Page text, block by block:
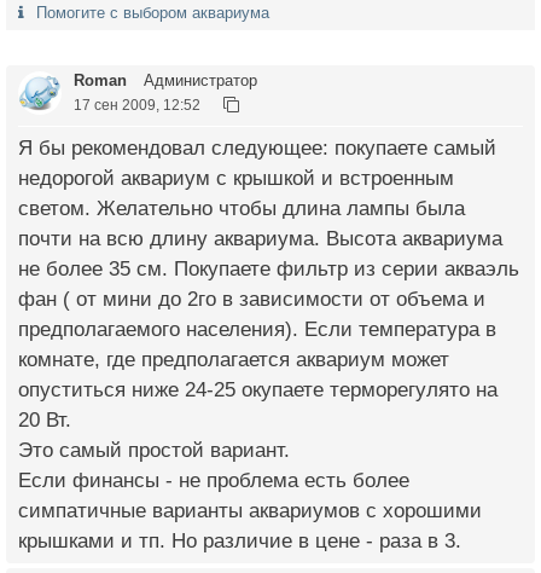
Помогите с выбором аквариума
Roman Администратор
17 сен 2009, 12:52
Я бы рекомендовал следующее: покупаете самый
недорогой аквариум с крышкой и встроенным
светом. Желательно чтобы длина лампы была
почти на всю длину аквариума. Высота аквариума
не более 35 см. Покупаете фильтр из серии акваэль
фан ( от мини до 2го в зависимости от объема и
предполагаемого населения). Если температура в
комнате, где предполагается аквариум может
опуститься ниже 24-25 окупаете терморегулято на
20 Вт.
Это самый простой вариант.
Если финансы - не проблема есть более
симпатичные варианты аквариумов с хорошими
крышками и тп. Но различие в цене - раза в 3.